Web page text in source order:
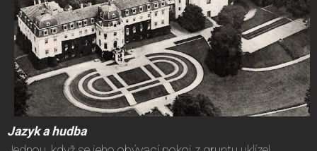
Jazyk a hudba